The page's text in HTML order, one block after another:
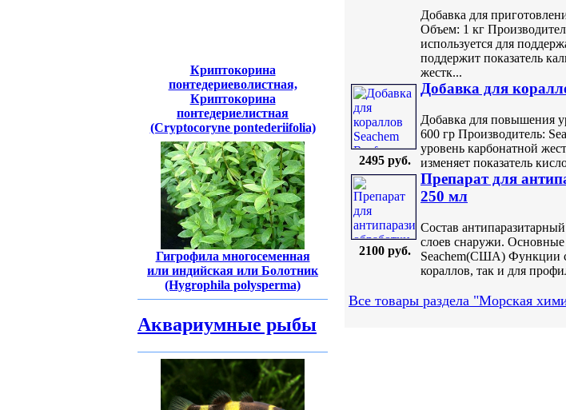
Криптокорина
понтедериеволистная,
Криптокорина
понтедериелистная
(Cryptocoryne pontederiifolia)
Гигрофила многосеменная
или индийская или Болотник
(Hygrophila polysperma)
Аквариумные рыбы
Добавка для
Объем: 1 кг
используется для
поддержит показатель
жестк...
2495 руб.
Добавка для
Добавка для повышения
600 гр Производитель:
уровень карбонатной
изменяет показатель
2100 руб.
Препарат для
250 мл
Состав
слоев снаружи.
Seachem(США) Функции
кораллов, так и для
Все товары раздела "Морская